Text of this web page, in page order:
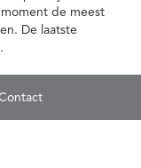
de meest
De laatste